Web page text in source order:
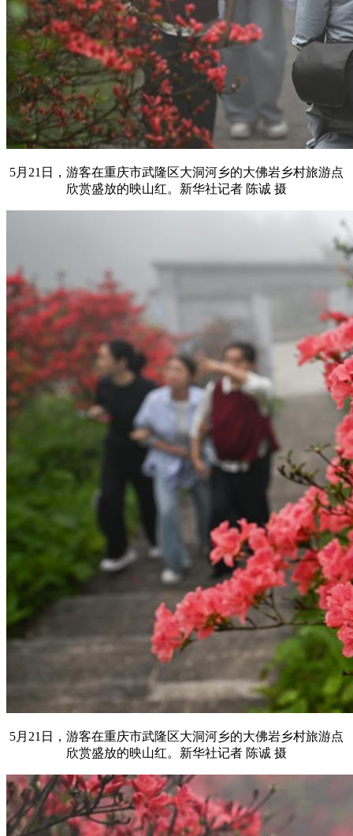
5月21日，游客在重庆市武隆区大洞河乡的大佛岩乡村旅游点
欣赏盛放的映山红。新华社记者 陈诚 摄
5月21日，游客在重庆市武隆区大洞河乡的大佛岩乡村旅游点
欣赏盛放的映山红。新华社记者 陈诚 摄